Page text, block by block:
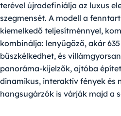
terével újradefiniálja az luxus
szegmensét. A modell a
kiemelkedő teljesítménnyel,
kombinálja: lenyűgöző, akár
büszkélkedhet, és
panoráma-kijelzők, ajtóba
dinamikus, interaktív fények és
hangsugárzók is várják majd a